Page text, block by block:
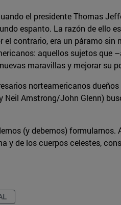
el presidente Thomas
espanto. La razón de ello
contrario, era un páramo
aquellos sujetos que
maravillas y mejorar su
norteamericanos
Neil Amstrong/John Glenn)
(y debemos)
y de los cuerpos celestes,